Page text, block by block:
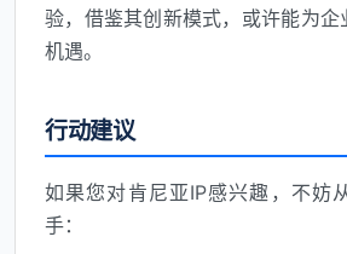
验，借鉴其创新模式，或许能为企
机遇。
行动建议
如果您对肯尼亚IP感兴趣，不妨
手：